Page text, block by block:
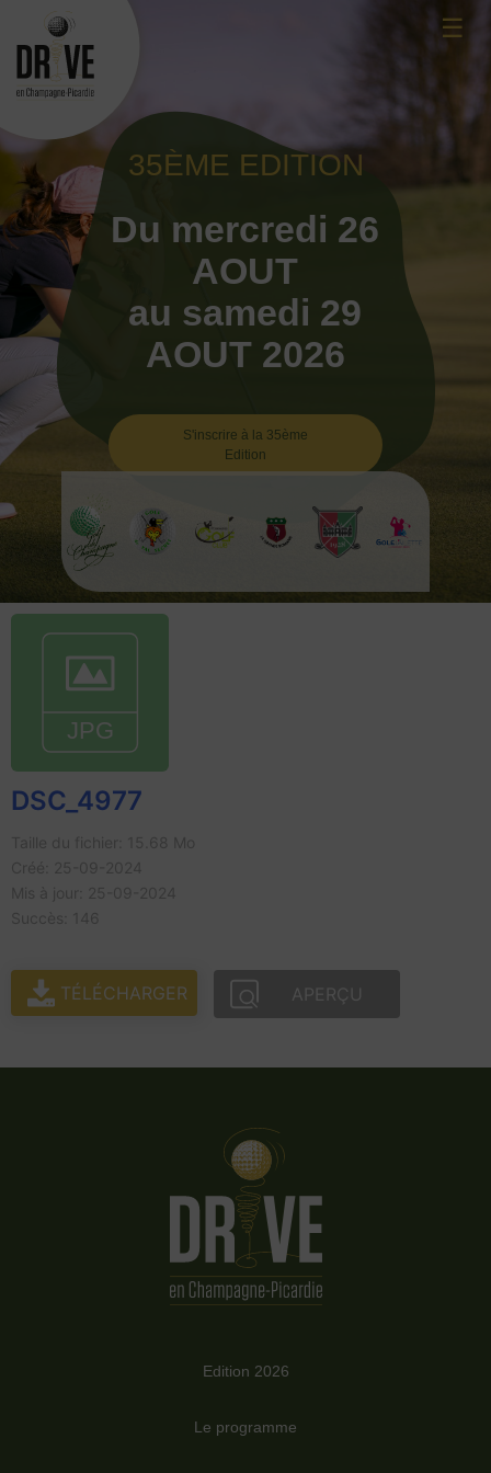
content
☰
35ÈME EDITION
Du mercredi 26
AOUT
au samedi 29
AOUT 2026
S'inscrire à la 35ème
Edition
DSC_4977
TÉLÉCHARGER APERÇU
Edition 2026
Le programme